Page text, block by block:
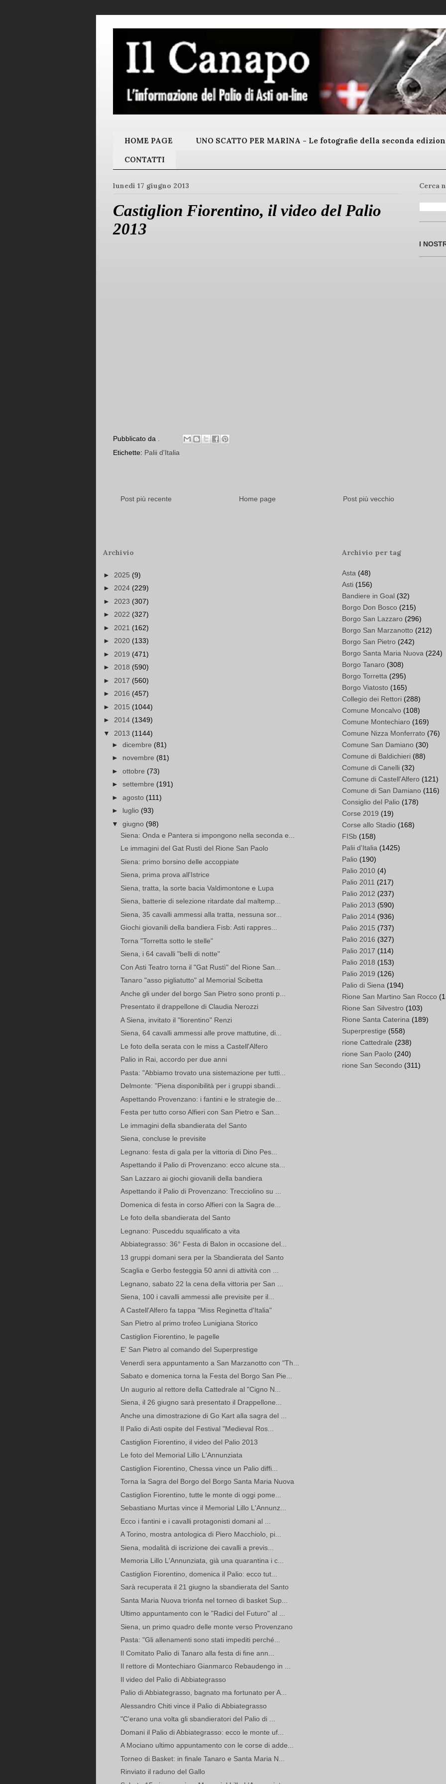
HOME PAGE UNO SCATTO PER MARINA - Le fotografie della seconda
CONTATTI
lunedì 17 giugno 2013
Castiglion Fiorentino, il video del Palio
2013
Pubblicato da
Etichette: Palii d'Italia
Post più recente Post più vecchio
Home page
Cerca
I
Archivio
► 2025 (9)
► 2024 (229)
► 2023 (307)
► 2022 (327)
► 2021 (162)
► 2020 (133)
► 2019 (471)
► 2018 (590)
► 2017 (560)
► 2016 (457)
► 2015 (1044)
► 2014 (1349)
▼ 2013 (1144)
► dicembre (81)
► novembre (81)
► ottobre (73)
► settembre (191)
► agosto (111)
► luglio (93)
▼ giugno (98)
Siena: Onda e Pantera si impongono nella seconda e...
Le immagini del Gat Rustì del Rione San Paolo
Siena: primo borsino delle accoppiate
Siena, prima prova all'Istrice
Siena, tratta, la sorte bacia Valdimontone e Lupa
Siena, batterie di selezione ritardate dal maltemp...
Siena, 35 cavalli ammessi alla tratta, nessuna sor...
Giochi giovanili della bandiera Fisb: Asti rappres...
Torna "Torretta sotto le stelle"
Siena, i 64 cavalli "belli di notte"
Con Asti Teatro torna il "Gat Rustì" del Rione San...
Tanaro "asso pigliatutto" al Memorial Scibetta
Anche gli under del borgo San Pietro sono pronti p...
Presentato il drappellone di Claudia Nerozzi
A Siena, invitato il "fiorentino" Renzi
Siena, 64 cavalli ammessi alle prove mattutine, di...
Le foto della serata con le miss a Castell'Alfero
Palio in Rai, accordo per due anni
Pasta: "Abbiamo trovato una sistemazione per tutti...
Delmonte: "Piena disponibilità per i gruppi sbandi...
Aspettando Provenzano: i fantini e le strategie de...
Festa per tutto corso Alfieri con San Pietro e San...
Le immagini della sbandierata del Santo
Siena, concluse le previsite
Legnano: festa di gala per la vittoria di Dino Pes...
Aspettando il Palio di Provenzano: ecco alcune sta...
San Lazzaro ai giochi giovanili della bandiera
Aspettando il Palio di Provenzano: Trecciolino su ...
Domenica di festa in corso Alfieri con la Sagra de...
Le foto della sbandierata del Santo
Legnano: Pusceddu squalificato a vita
Abbiategrasso: 36° Festa di Balon in occasione del...
13 gruppi domani sera per la Sbandierata del Santo
Scaglia e Gerbo festeggia 50 anni di attività con ...
Legnano, sabato 22 la cena della vittoria per San ...
Siena, 100 i cavalli ammessi alle previsite per il...
A Castell'Alfero fa tappa "Miss Reginetta d'Italia"
San Pietro al primo trofeo Lunigiana Storico
Castiglion Fiorentino, le pagelle
E' San Pietro al comando del Superprestige
Venerdì sera appuntamento a San Marzanotto con "Th...
Sabato e domenica torna la Festa del Borgo San Pie...
Un augurio al rettore della Cattedrale al "Cigno N...
Siena, il 26 giugno sarà presentato il Drappellone...
Anche una dimostrazione di Go Kart alla sagra del ...
Il Palio di Asti ospite del Festival "Medieval Ros...
Castiglion Fiorentino, il video del Palio 2013
Le foto del Memorial Lillo L'Annunziata
Castiglion Fiorentino, Chessa vince un Palio diffi...
Torna la Sagra del Borgo del Borgo Santa Maria Nuova
Castiglion Fiorentino, tutte le monte di oggi pome...
Sebastiano Murtas vince il Memorial Lillo L'Annunz...
Ecco i fantini e i cavalli protagonisti domani al ...
A Torino, mostra antologica di Piero Macchiolo, pi...
Siena, modalità di iscrizione dei cavalli a previs...
Memoria Lillo L'Annunziata, già una quarantina i c...
Castiglion Fiorentino, domenica il Palio: ecco tut...
Sarà recuperata il 21 giugno la sbandierata del Santo
Santa Maria Nuova trionfa nel torneo di basket Sup...
Ultimo appuntamento con le "Radici del Futuro" al ...
Siena, un primo quadro delle monte verso Provenzano
Pasta: "Gli allenamenti sono stati impediti perché...
Il Comitato Palio di Tanaro alla festa di fine ann...
Il rettore di Montechiaro Gianmarco Rebaudengo in ...
Il video del Palio di Abbiategrasso
Palio di Abbiategrasso, bagnato ma fortunato per A...
Alessandro Chiti vince il Palio di Abbiategrasso
"C'erano una volta gli sbandieratori del Palio di ...
Domani il Palio di Abbiategrasso: ecco le monte uf...
A Mociano ultimo appuntamento con le corse di adde...
Torneo di Basket: in finale Tanaro e Santa Maria N...
Rinviato il raduno del Gallo
Archivio per tag
Asta (48)
Asti (156)
Bandiere in Goal (32)
Borgo Don Bosco (215)
Borgo San Lazzaro (296)
Borgo San Marzanotto (212)
Borgo San Pietro (242)
Borgo Santa Maria Nuova (224)
Borgo Tanaro (308)
Borgo Torretta (295)
Borgo Viatosto (165)
Collegio dei Rettori (288)
Comune Moncalvo (108)
Comune Montechiaro (169)
Comune Nizza Monferrato (76)
Comune San Damiano (30)
Comune di Baldichieri (88)
Comune di Canelli (32)
Comune di Castell'Alfero (121)
Comune di San Damiano (116)
Consiglio del Palio (178)
Corse 2019 (19)
Corse allo Stadio (168)
FISb (158)
Palii d'Italia (1425)
Palio (190)
Palio 2010 (4)
Palio 2011 (217)
Palio 2012 (237)
Palio 2013 (590)
Palio 2014 (936)
Palio 2015 (737)
Palio 2016 (327)
Palio 2017 (114)
Palio 2018 (153)
Palio 2019 (126)
Palio di Siena (194)
Rione San Martino San Rocco
Rione San Silvestro (103)
Rione Santa Caterina (189)
Superprestige (558)
rione Cattedrale (238)
rione San Paolo (240)
rione San Secondo (311)